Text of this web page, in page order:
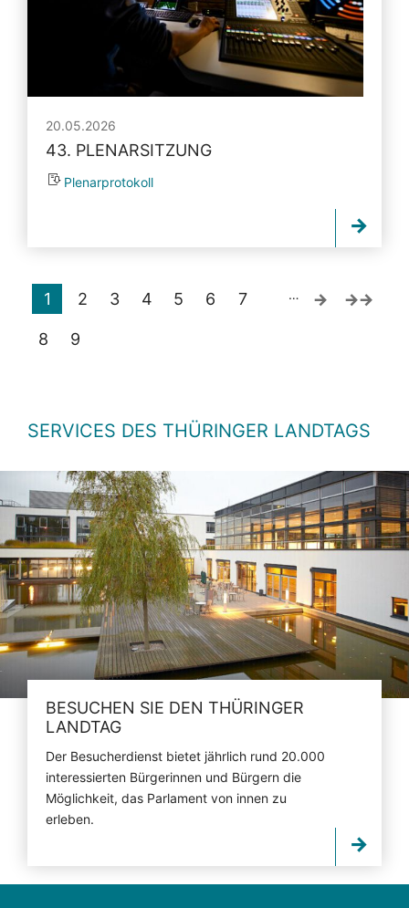
20.05.2026
43. PLENARSITZUNG
Plenarprotokoll
1 2 3 4 5 6 7
8 9
…
SERVICES DES THÜRINGER LANDTAGS
BESUCHEN SIE DEN THÜRINGER
LANDTAG
Der Besucherdienst bietet jährlich rund 20.000
interessierten Bürgerinnen und Bürgern die
Möglichkeit, das Parlament von innen zu
erleben.